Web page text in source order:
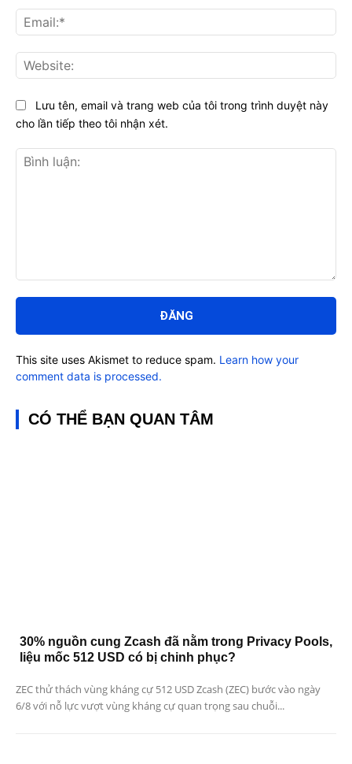
luận:
Lưu tên, email và trang web của tôi trong trình duyệt này
cho lần tiếp theo tôi nhận xét.
This site uses Akismet to reduce spam. Learn how your
comment data is processed.
CÓ THỂ BẠN QUAN TÂM
30% nguồn cung Zcash đã nằm trong Privacy Pools,
liệu mốc 512 USD có bị chinh phục?
ZEC thử thách vùng kháng cự 512 USD Zcash (ZEC) bước vào ngày
6/8 với nỗ lực vượt vùng kháng cự quan trọng sau chuỗi...